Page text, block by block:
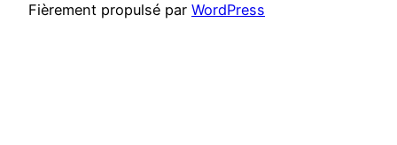
Fièrement propulsé par WordPress